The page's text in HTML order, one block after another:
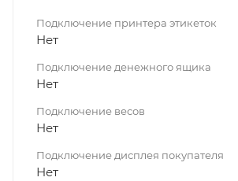
Подключение принтера этикеток
Нет
Подключение денежного ящика
Нет
Подключение весов
Нет
Подключение дисплея покупателя
Нет